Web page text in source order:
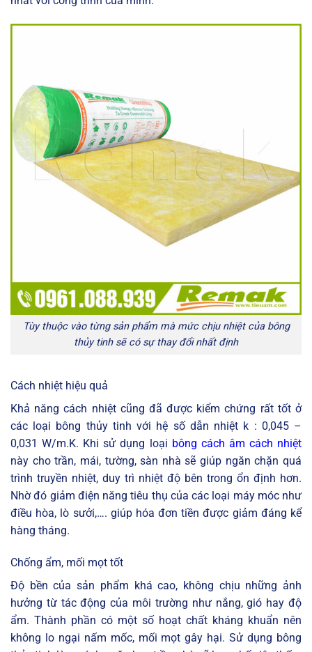
Tùy thuộc vào từng sản phẩm mà mức chịu nhiệt của bông
thủy tinh sẽ có sự thay đổi nhất định
Cách nhiệt hiệu quả
Khả năng cách nhiệt cũng đã được kiểm chứng rất tốt ở
các loại bông thủy tinh với hệ số dẫn nhiệt k : 0,045 –
0,031 W/m.K. Khi sử dụng loại bông cách âm cách nhiệt
này cho trần, mái, tường, sàn nhà sẽ giúp ngăn chặn quá
trình truyền nhiệt, duy trì nhiệt độ bên trong ổn định hơn.
Nhờ đó giảm điện năng tiêu thụ của các loại máy móc như
điều hòa, lò sưởi,…. giúp hóa đơn tiền được giảm đáng kể
hàng tháng.
Chống ẩm, mối mọt tốt
Độ bền của sản phẩm khá cao, không chịu những ảnh
hưởng từ tác động của môi trường như nắng, gió hay độ
ẩm. Thành phần có một số hoạt chất kháng khuẩn nên
không lo ngại nấm mốc, mối mọt gây hại. Sử dụng bông